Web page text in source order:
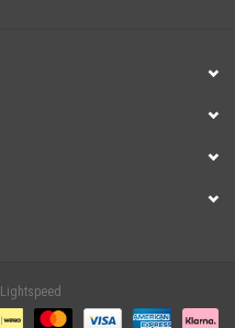
Lightspeed